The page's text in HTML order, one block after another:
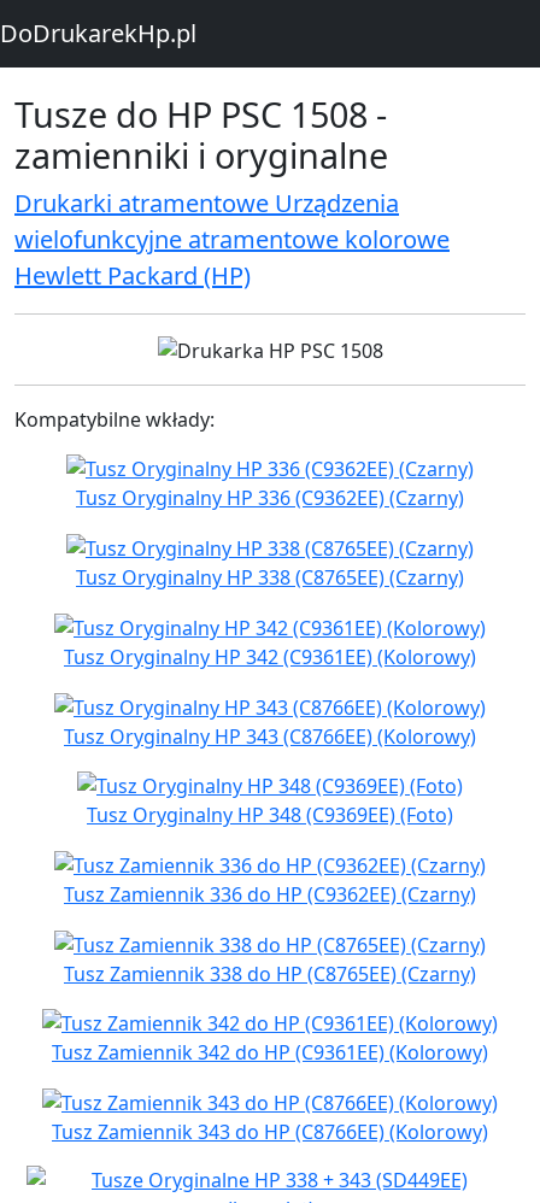
DoDrukarekHp.pl
Tusze do HP PSC 1508 -
zamienniki i oryginalne
Drukarki atramentowe Urządzenia
wielofunkcyjne atramentowe kolorowe
Hewlett Packard (HP)
Kompatybilne wkłady:
Tusz Oryginalny HP 336 (C9362EE) (Czarny)
Tusz Oryginalny HP 338 (C8765EE) (Czarny)
Tusz Oryginalny HP 342 (C9361EE) (Kolorowy)
Tusz Oryginalny HP 343 (C8766EE) (Kolorowy)
Tusz Oryginalny HP 348 (C9369EE) (Foto)
Tusz Zamiennik 336 do HP (C9362EE) (Czarny)
Tusz Zamiennik 338 do HP (C8765EE) (Czarny)
Tusz Zamiennik 342 do HP (C9361EE) (Kolorowy)
Tusz Zamiennik 343 do HP (C8766EE) (Kolorowy)